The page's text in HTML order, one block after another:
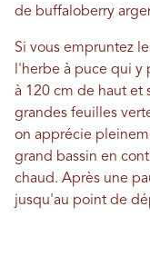
de buffaloberry
Si vous empruntez
l'herbe à puce qui y
à 120 cm de haut et
grandes feuilles
on apprécie
grand bassin en
chaud. Après une
jusqu'au point de